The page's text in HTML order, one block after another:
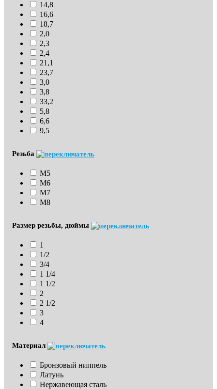
14,8
16,6
18,7
2,0
2,3
2,4
21,1
23,7
3,0
3,8
33,2
5,8
6,6
9,5
Резьба
М5
М6
М7
М8
Размер резьбы, дюймы
1
1/2
3/4
1 1/4
1 1/2
2
2 1/2
3
4
Материал
Бронзовый ниппель
Латунь
Нержавеющая сталь